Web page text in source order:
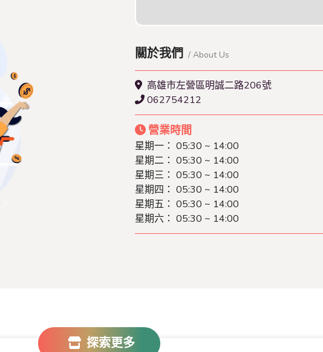
關於我們 / About Us
高雄市左營區明誠二路206號
062754212
營業時間
星期一： 05:30 ~ 14:00
星期二： 05:30 ~ 14:00
星期三： 05:30 ~ 14:00
星期四： 05:30 ~ 14:00
星期五： 05:30 ~ 14:00
星期六： 05:30 ~ 14:00
探索更多